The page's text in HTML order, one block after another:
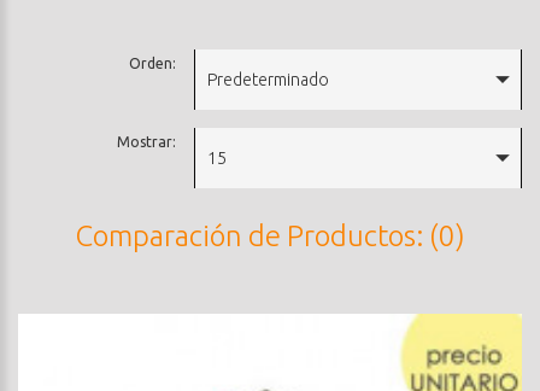
Orden:
Predeterminado
Mostrar:
15
Comparación de Productos: (0)